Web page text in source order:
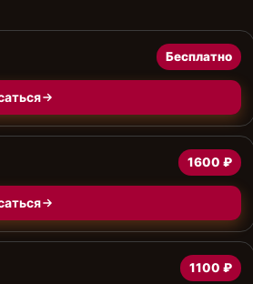
Бесплатно
1600 ₽
1100 ₽